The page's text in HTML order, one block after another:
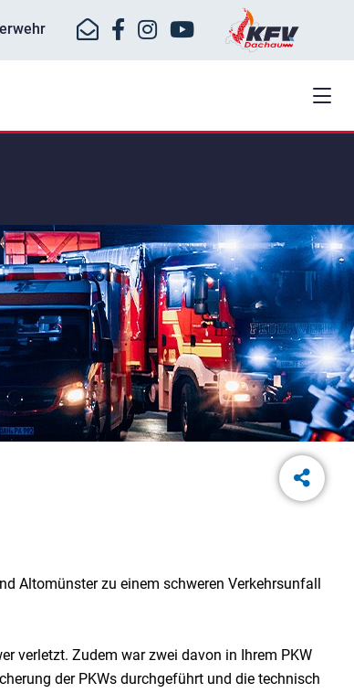
Altomünster zu einem schweren Verkehrsunfall
verletzt. Zudem war zwei davon in Ihrem PKW
der PKWs durchgeführt und die technisch